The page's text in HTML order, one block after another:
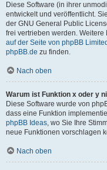
Diese Software (in ihrer
entwickelt und veröffentlicht.
der GNU General Public
frei vertrieben werden. Weitere
auf der Seite von phpBB Limited
phpBB.de zu finden.
Nach oben
Warum ist Funktion x oder y
Diese Software wurde von
dass eine Funktion
phpBB Ideas, wo Sie Ihre
neue Funktionen vorschlagen
Nach oben